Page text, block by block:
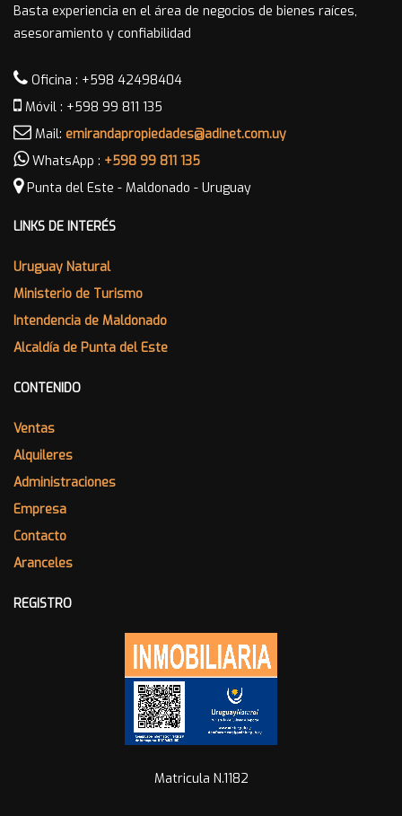
Basta experiencia en el área de negocios de bienes raíces,
asesoramiento y confiabilidad
Oficina : +598 42498404
Móvil : +598 99 811 135
Mail: emirandapropiedades@adinet.com.uy
WhatsApp : +598 99 811 135
Punta del Este - Maldonado - Uruguay
LINKS DE INTERÉS
Uruguay Natural
Ministerio de Turismo
Intendencia de Maldonado
Alcaldía de Punta del Este
CONTENIDO
Ventas
Alquileres
Administraciones
Empresa
Contacto
Aranceles
REGISTRO
Matricula N.1182